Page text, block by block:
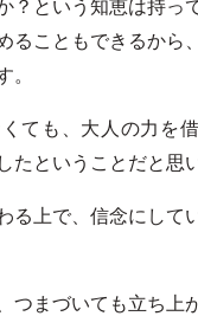
？という知恵は持っ
ることもできるから
ても、大人の力を
たということだと思
上で、信念にして
つまづいても立ち上